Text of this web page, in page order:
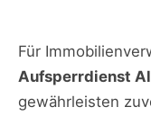
Für
Aufsperrdienst
gewährleisten